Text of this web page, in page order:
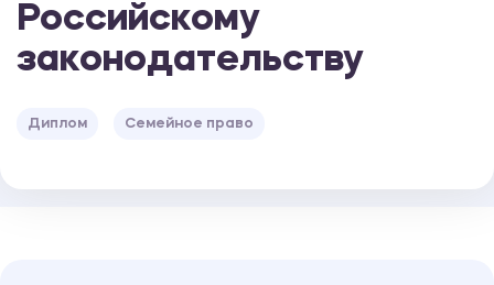
Российскому
законодательству
Диплом Семейное право